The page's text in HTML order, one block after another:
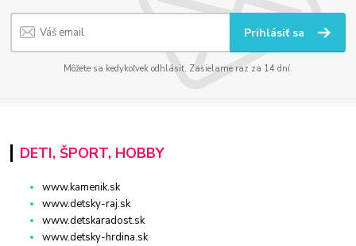
Prihlásiť sa
Môžete sa kedykoľvek odhlásiť. Zasielame raz za 14 dní.
DETI, ŠPORT, HOBBY
www.kamenik.sk
www.detsky-raj.sk
www.detskaradost.sk
www.detsky-hrdina.sk